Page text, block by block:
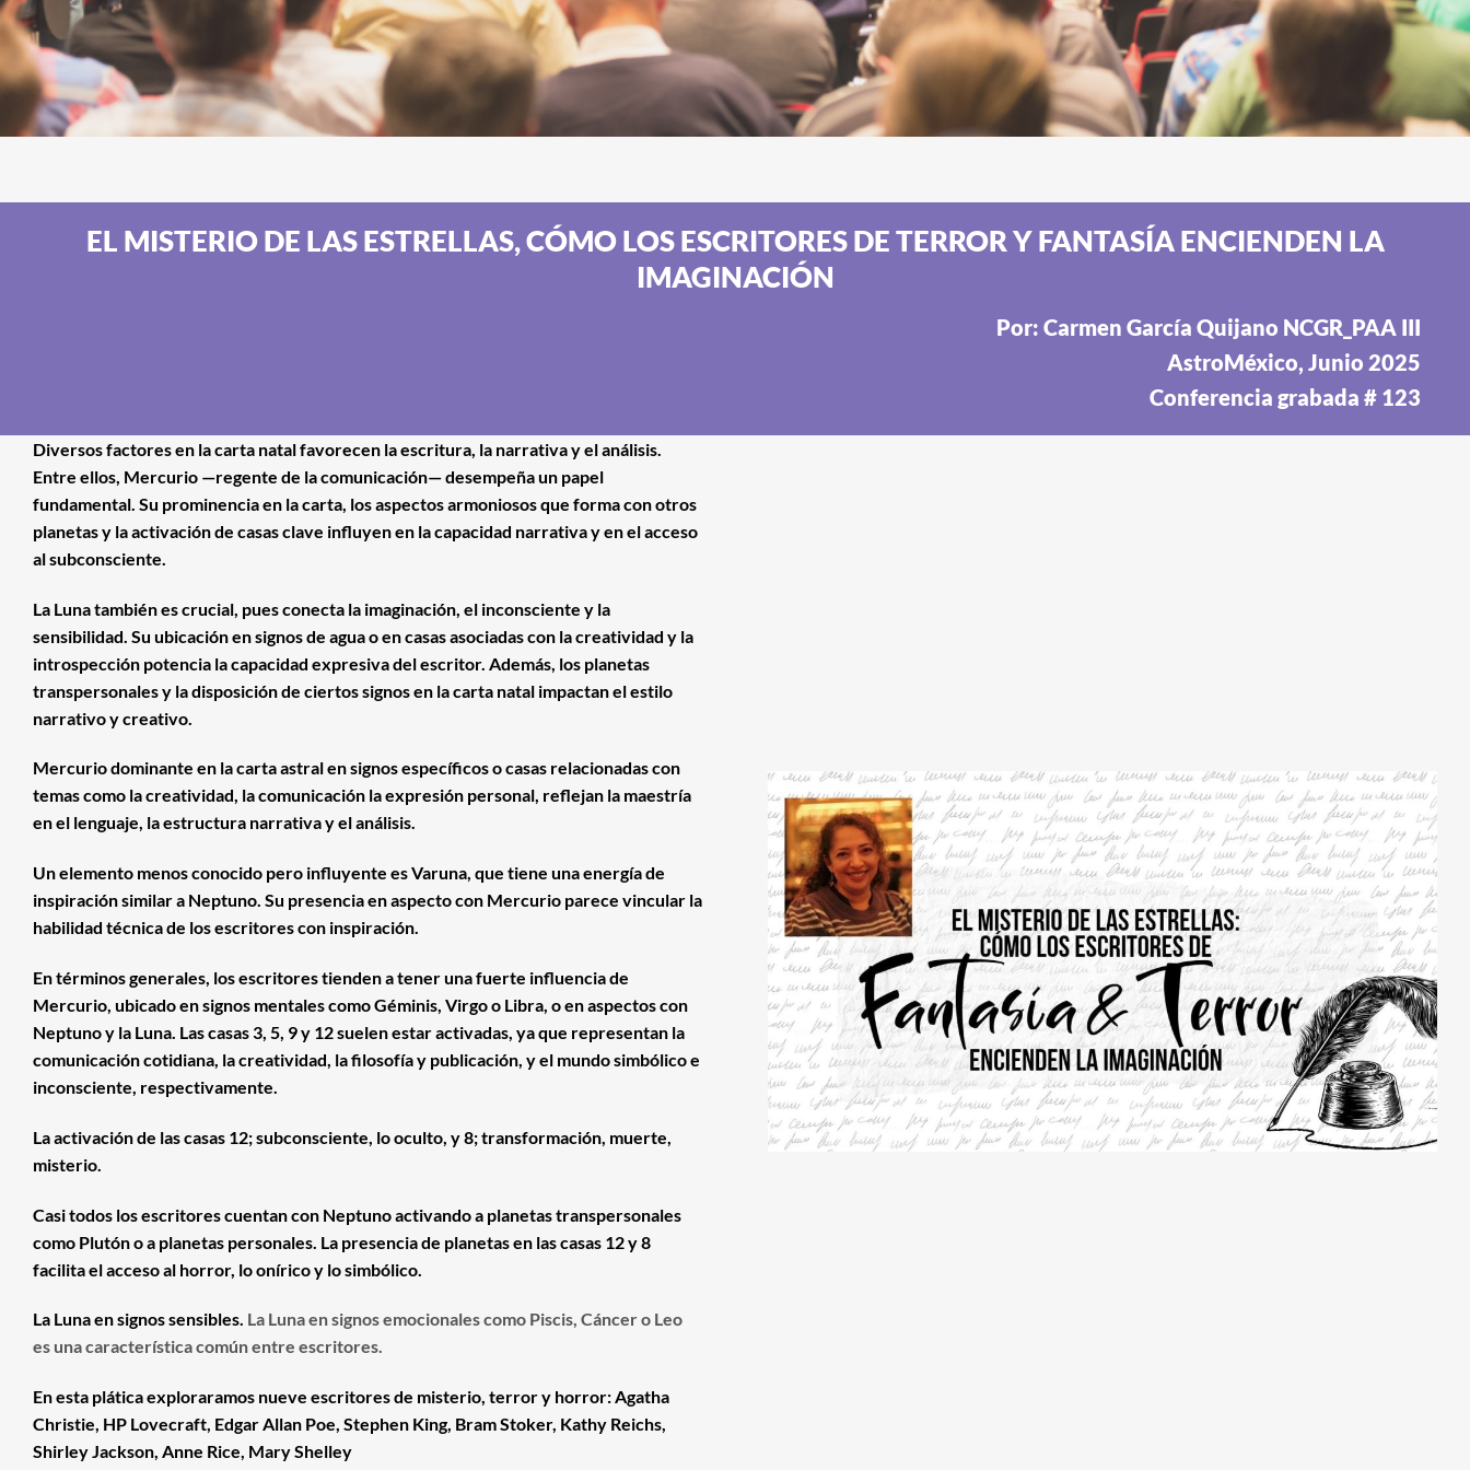
EL MISTERIO DE LAS ESTRELLAS, CÓMO LOS ESCRITORES DE TERROR Y FANTASÍA ENCIENDEN LA
IMAGINACIÓN
Por: Carmen García Quijano NCGR_PAA III
AstroMéxico, Junio 2025
Conferencia grabada # 123
Diversos factores en la carta natal favorecen la escritura, la narrativa y el análisis.
Entre ellos, Mercurio —regente de la comunicación— desempeña un papel
fundamental. Su prominencia en la carta, los aspectos armoniosos que forma con otros
planetas y la activación de casas clave influyen en la capacidad narrativa y en el acceso
al subconsciente.
La Luna también es crucial, pues conecta la imaginación, el inconsciente y la
sensibilidad. Su ubicación en signos de agua o en casas asociadas con la creatividad y la
introspección potencia la capacidad expresiva del escritor. Además, los planetas
transpersonales y la disposición de ciertos signos en la carta natal impactan el estilo
narrativo y creativo.
Mercurio dominante en la carta astral en signos específicos o casas relacionadas con
temas como la creatividad, la comunicación la expresión personal, reflejan la maestría
en el lenguaje, la estructura narrativa y el análisis.
Un elemento menos conocido pero influyente es Varuna, que tiene una energía de
inspiración similar a Neptuno. Su presencia en aspecto con Mercurio parece vincular la
habilidad técnica de los escritores con inspiración.
En términos generales, los escritores tienden a tener una fuerte influencia de
Mercurio, ubicado en signos mentales como Géminis, Virgo o Libra, o en aspectos con
Neptuno y la Luna. Las casas 3, 5, 9 y 12 suelen estar activadas, ya que representan la
comunicación cotidiana, la creatividad, la filosofía y publicación, y el mundo simbólico e
inconsciente, respectivamente.
La activación de las casas 12; subconsciente, lo oculto, y 8; transformación, muerte,
misterio.
Casi todos los escritores cuentan con Neptuno activando a planetas transpersonales
como Plutón o a planetas personales. La presencia de planetas en las casas 12 y 8
facilita el acceso al horror, lo onírico y lo simbólico.
La Luna en signos sensibles. La Luna en signos emocionales como Piscis, Cáncer o Leo
es una característica común entre escritores.
En esta plática exploraramos nueve escritores de misterio, terror y horror: Agatha
Christie, HP Lovecraft, Edgar Allan Poe, Stephen King, Bram Stoker, Kathy Reichs,
Shirley Jackson, Anne Rice, Mary Shelley